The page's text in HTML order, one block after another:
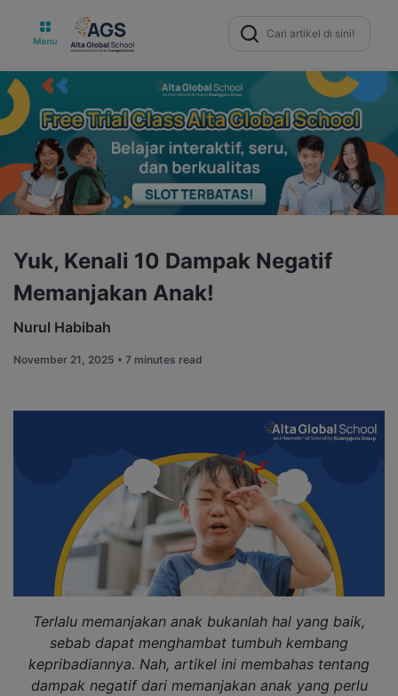
Search
for:
Yuk, Kenali 10 Dampak Negatif
Memanjakan Anak!
Nurul Habibah
November 21, 2025 • 7 minutes read
Terlalu memanjakan anak bukanlah hal yang baik,
sebab dapat menghambat tumbuh kembang
kepribadiannya. Nah, artikel ini membahas tentang
dampak negatif dari memanjakan anak yang perlu